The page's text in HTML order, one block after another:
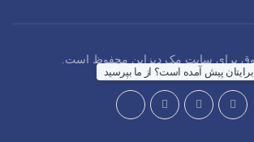
برای سایت مک دیزاین محفوظ است.
پیش آمده است؟ از ما بپرسید